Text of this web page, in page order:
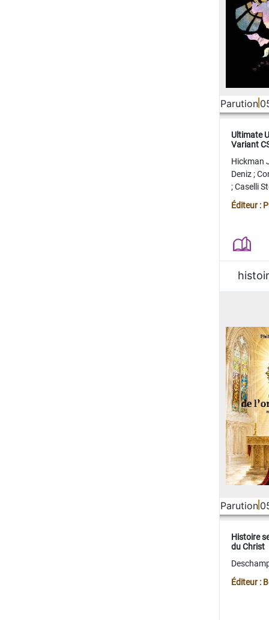
Parution
Ultimate
Variant
Hickman
Deniz;
;Caselli
Juan
Éditeur :
Parution
Histoire
du Christ
Éditeur :